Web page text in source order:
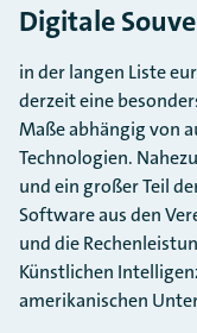
Digitale
in der langen Liste
derzeit eine
Maße abhängig von
Technologien.
und ein großer Teil
Software aus den
und die
Künstlichen
amerikanischen